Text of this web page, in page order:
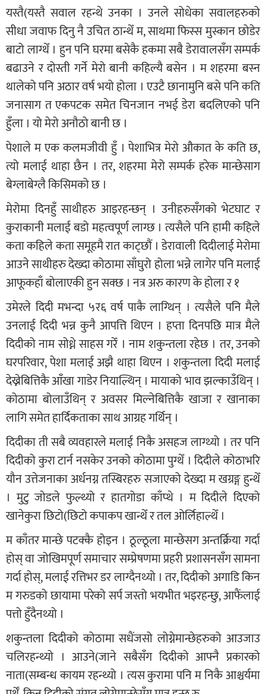
यस्तै(यस्तै सवाल रहन्थे उनका । उनले सोधेका सवालहरुको
सीधा जवाफ दिनु नै उचित ठान्थेँ म, साथमा फिस्स मुस्कान छोडेर
बाटो लाग्थेँ । हुन पनि घरमा बसेकै हकमा सबै डेरावालसँग सम्पर्क
बढाउने र दोस्ती गर्ने मेरो बानी कहिल्यै बसेन । म शहरमा बस्न
थालेको पनि अठार वर्ष भयो होला । एउटै छानामुनि बसे पनि कति
जनासाग त एकपटक समेत चिनजान नभई डेरा बदलिएको पनि
हुँला । यो मेरो अनौठो बानी छ ।
पेशाले म एक कलमजीवी हुँ । पेशाभित्र मेरो औकात के कति छ,
त्यो मलाई थाहा छैन । तर, शहरमा मेरो सम्पर्क हरेक मान्छेसाग
बेग्लाबेग्लै किसिमको छ ।
मेरोमा दिनहुँ साथीहरु आइरहन्छन् । उनीहरुसँगको भेटघाट र
कुराकानी मलाई बडो महत्वपूर्ण लाग्छ । त्यसैले पनि हामी कहिले
कता कहिले कता समूहमै रात काट्छौं । डेरावाली दिदीलाई मेरोमा
आउने साथीहरु देख्दा कोठामा साँघुरो होला भन्ने लागेर पनि मलाई
आफूकहाँ बोलाएकी हुन सक्छ । नत्र अरु कारण के होला र १
उमेरले दिदी मभन्दा ५र६ वर्ष पाकै लाग्थिन् । त्यसैले पनि मैले
उनलाई दिदी भन्न कुनै आपत्ति थिएन । हप्ता दिनपछि मात्र मैले
दिदीको नाम सोध्ने साहस गरेँ । नाम शकुन्तला रहेछ । तर, उनको
घरपरिवार, पेशा मलाई अझै थाहा थिएन । शकुन्तला दिदी मलाई
देख्नेबित्तिकै आँखा गाडेर नियाल्थिन् । मायाको भाव झल्काउँथिन् ।
कोठामा बोलाउँथिन् र अवसर मिल्नेबित्तिकै खाजा र खानाका
लागि समेत हार्दिकताका साथ आग्रह गर्थिन् ।
दिदीका ती सबै व्यवहारले मलाई निकै असहज लाग्थ्यो । तर पनि
दिदीको कुरा टार्न नसकेर उनको कोठामा पुग्थेँ । दिदीले कोठाभरि
यौन उत्तेजनाका अर्धनग्न तस्बिरहरु सजाएको देख्दा म खग्रङ्ग हुन्थेँ
। मुटु जोडले फुल्थ्यो र हातगोडा काँप्थे । म दिदीले दिएको
खानेकुरा छिटो(छिटो कपाकप खान्थेँ र तल ओर्लिहाल्थेँ ।
म काँतर मान्छे पटक्कै होइन । ठूल्ठूला मान्छेसग अन्तर्क्रिया गर्दा
होस् वा जोखिमपूर्ण समाचार सम्प्रेषणमा प्रहरी प्रशासनसँग सामना
गर्दा होस्, मलाई रत्तिभर डर लाग्दैनथ्यो । तर, दिदीको अगाडि किन
म गरुडको छायामा परेको सर्प जस्तो भयभीत भइरहन्छु, आफैंलाई
पत्तो हुँदैनथ्यो ।
शकुन्तला दिदीको कोठामा सधैंजसो लोग्नेमान्छेहरुको आउजाउ
चलिरहन्थ्यो । आउने(जाने सबैसँग दिदीको आफ्नै प्रकारको
नाता(सम्बन्ध कायम रहन्थ्यो । त्यस कुरामा पनि म निकै आश्चर्यमा